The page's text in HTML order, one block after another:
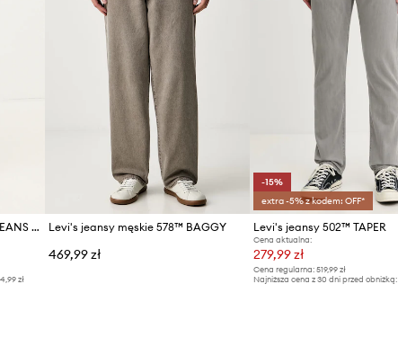
Pepe Jeans jeansy TAPERED JEANS SPIKE
zł
Levi's jeansy męskie 578™ BAGGY
469,99 zł
-15%
extra -5% z kodem: OFF*
Levi's jeansy 502™ TAPER
Cena aktualna:
279,99 zł
Cena regularna: 519,99 zł
Najniższa cena z 30 dni przed obniżką: